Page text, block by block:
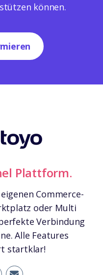
können.
Plattform.
Commerce-
oder Multi
Verbindung
Alle Features
startklar!